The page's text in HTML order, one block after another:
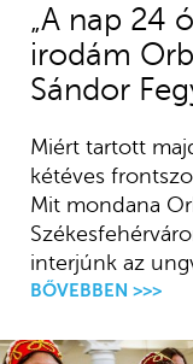
„A nap 24
irodám
Sándor
Miért tartott
kétéves
Mit mondana
interjúnk az
BŐVEBBEN >>>